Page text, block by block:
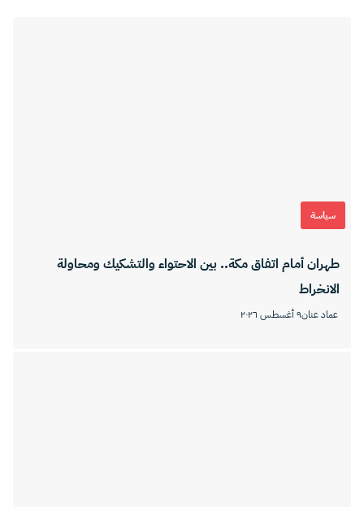
سياسة
طهران أمام اتفاق مكة.. بين الاحتواء والتشكيك ومحاولة
الانخراط
عماد عنان٩ أغسطس ٢٠٢٦